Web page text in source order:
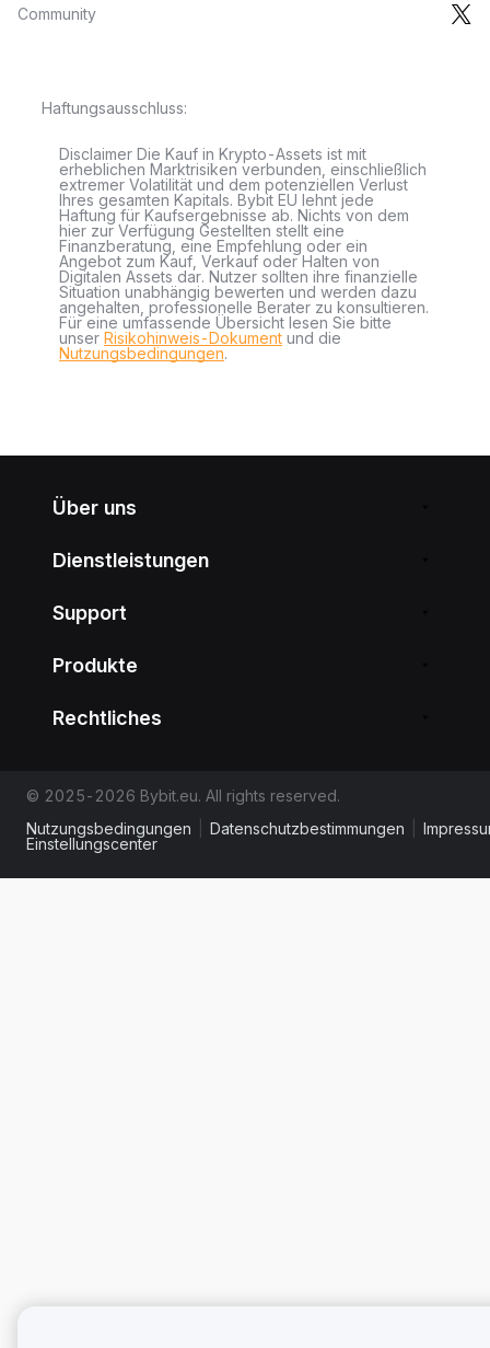
Community
Haftungsausschluss:
Disclaimer Die Kauf in Krypto-Assets ist mit
erheblichen Marktrisiken verbunden, einschließlich
extremer Volatilität und dem potenziellen Verlust
Ihres gesamten Kapitals. Bybit EU lehnt jede
Haftung für Kaufsergebnisse ab. Nichts von dem
hier zur Verfügung Gestellten stellt eine
Finanzberatung, eine Empfehlung oder ein
Angebot zum Kauf, Verkauf oder Halten von
Digitalen Assets dar. Nutzer sollten ihre finanzielle
Situation unabhängig bewerten und werden dazu
angehalten, professionelle Berater zu konsultieren.
Für eine umfassende Übersicht lesen Sie bitte
unser Risikohinweis-Dokument und die
Nutzungsbedingungen.
Über uns
Dienstleistungen
Support
Produkte
Rechtliches
© 2025-2026 Bybit.eu. All rights reserved.
Nutzungsbedingungen
Datenschutzbestimmungen
Einstellungscenter